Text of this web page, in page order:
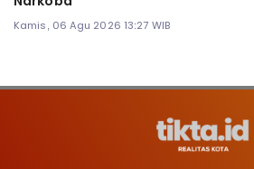
Kamis, 06 Agu 2026 13:27 WIB